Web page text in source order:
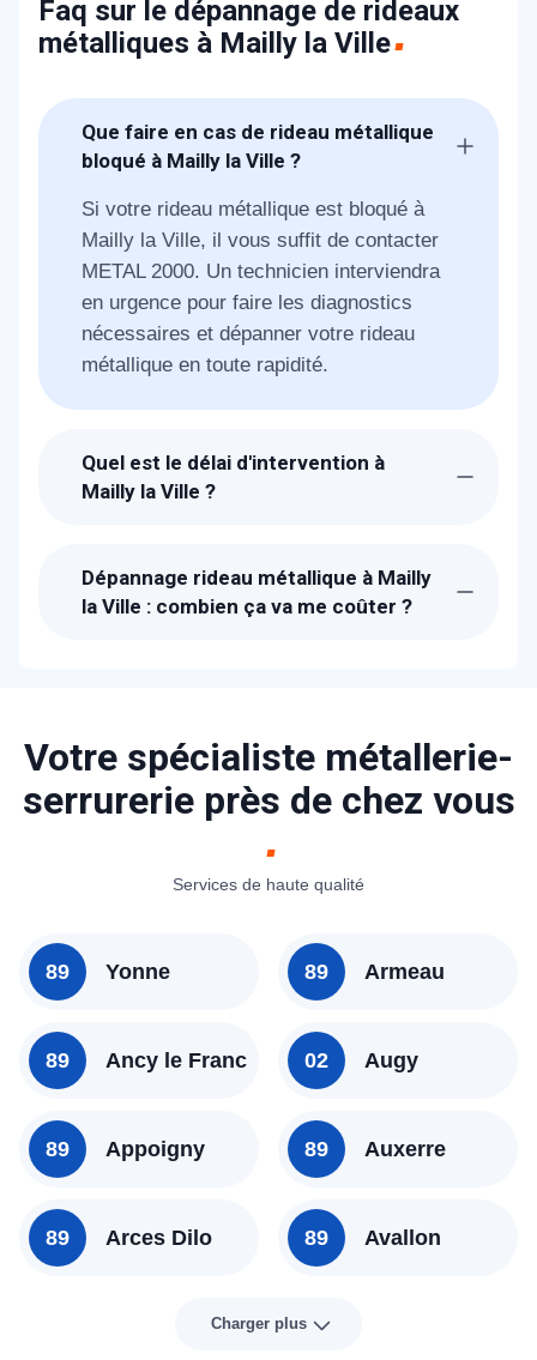
Faq sur le dépannage de rideaux
métalliques à Mailly la Ville
Que faire en cas de rideau métallique
bloqué à Mailly la Ville ?
Si votre rideau métallique est bloqué à
Mailly la Ville, il vous suffit de contacter
METAL 2000. Un technicien interviendra
en urgence pour faire les diagnostics
nécessaires et dépanner votre rideau
métallique en toute rapidité.
Quel est le délai d'intervention à
Mailly la Ville ?
vous à Mailly la Ville dans l'heure pour
vous dépanner.
Dépannage rideau métallique à Mailly
la Ville : combien ça va me coûter ?
diagnostiqué la panne. N'hésitez pas à
consulter nos tarifs ou à nous contacter
pour avoir un idée.
Votre spécialiste métallerie-
serrurerie près de chez vous
Services de haute qualité
89 Yonne
89 Ancy le Franc
89 Appoigny
89 Arces Dilo
89 Armeau
02 Augy
89 Auxerre
89 Avallon
Charger plus